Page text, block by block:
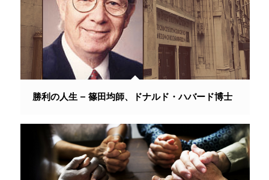
勝利の人生 – 篠田均師、ドナルド・ハバード博士